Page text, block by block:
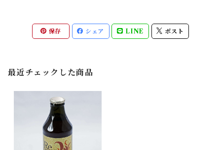
保存 シェア LINE ポスト
最近チェックした商品